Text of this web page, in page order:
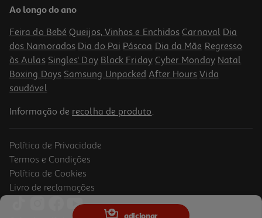
adicionar
5.99 €/un
5,99 €
Bolsa Tiracolo Mima Bunny
Ao longo do ano
Feira do Bebé Queijos, Vinhos e Enchidos Carnaval Dia
dos Namorados Dia do Pai Páscoa Dia da Mãe Regresso
às Aulas Singles' Day Black Friday Cyber Monday Natal
Boxing Days Samsung Unpacked After Hours Vida
saudável
Informação de recolha de produto.
Política de Privacidade
Termos e Condições
Política de Cookies
Livro de reclamações